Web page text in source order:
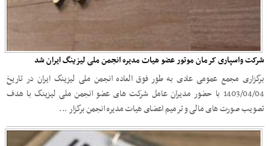
شرکت واسپاری کرمان موتور عضو هیات مدیره انجمن ملی لیزینگ ایران شد
برگزاری مجمع عمومی عادی به طور فوق العاده انجمن ملی لیزینگ ایران در تاریخ
1403/04/04 با حضور مدیران عامل شرکت های عضو انجمن ملی لیزینگ با هدف
تصویب صورت های مالی و ترمیم اعضای هیات مدیره انجمن برگزار ...